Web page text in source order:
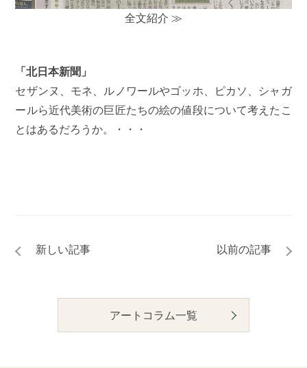
全文紹介 ≫
「北日本新聞」
セザンヌ、モネ、ルノワールやゴッホ、ピカソ、シャガ
ールら近代美術の巨匠たちの絵の値段について考えたこ
とはあるだろうか。・・・
アートコラム一覧